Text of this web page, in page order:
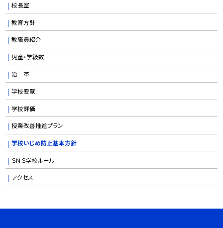
校長室
教育方針
教職員紹介
児童・学級数
沿 革
学校要覧
学校評価
授業改善推進プラン
学校いじめ防止基本方針
ＳＮＳ学校ルール
アクセス